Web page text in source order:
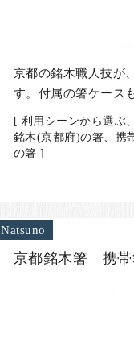
京都の銘木職人技が
す。付属の箸ケース
[ 利用シーンから選ぶ
銘木(京都府)の箸、携
の箸 ]
Natsuno
京都銘木箸 携